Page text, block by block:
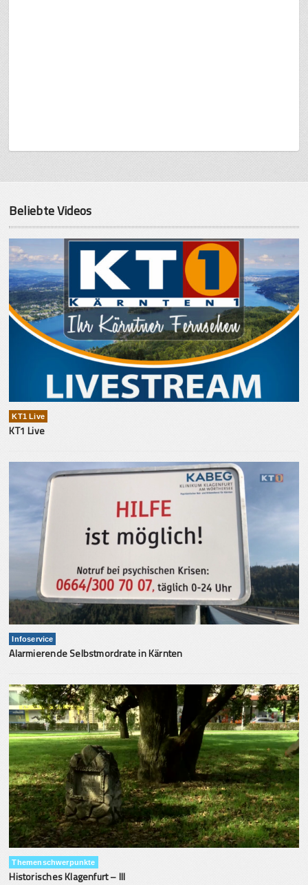
Beliebte Videos
KT1 Live
KT1 Live
Infoservice
Alarmierende Selbstmordrate in Kärnten
Themenschwerpunkte
Historisches Klagenfurt – III